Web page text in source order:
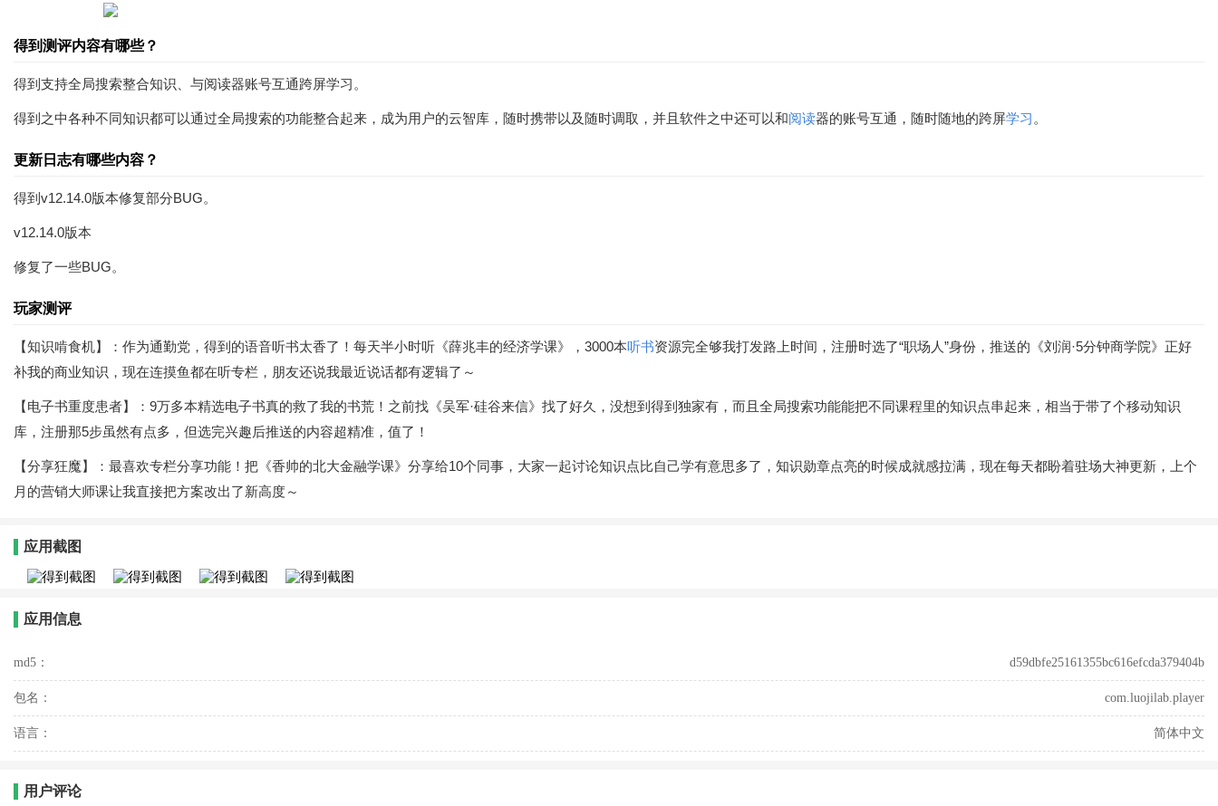
得到测评内容有哪些？
得到支持全局搜索整合知识、与阅读器账号互通跨屏学习。
得到之中各种不同知识都可以通过全局搜索的功能整合起来，成为用户的云智库，随时携带以及随时调取，并且软件之中还可以和阅读器的账号互通，随时随地的跨屏学习 。
更新日志有哪些内容？
得到v12.14.0版本修复部分BUG。
v12.14.0版本
修复了一些BUG。
玩家测评
【知识啃食机】：作为通勤党，得到的语音听书太香了！每天半小时听《薛兆丰的经济学课》，3000本听书资源完全够我打发路上时间，注册时选了“职场人”身份，推送的《刘润·5分钟商学院》正好
补我的商业知识，现在连摸鱼都在听专栏，朋友还说我最近说话都有逻辑了～
【电子书重度患者】：9万多本精选电子书真的救了我的书荒！之前找《吴军·硅谷来信》找了好久，没想到得到独家有，而且全局搜索功能能把不同课程里的知识点串起来，相当于带了个移动知识
库，注册那5步虽然有点多，但选完兴趣后推送的内容超精准，值了！
【分享狂魔】：最喜欢专栏分享功能！把《香帅的北大金融学课》分享给10个同事，大家一起讨论知识点比自己学有意思多了，知识勋章点亮的时候成就感拉满，现在每天都盼着驻场大神更新，上个
月的营销大师课让我直接把方案改出了新高度～
应用截图
应用信息
md5： d59dbfe25161355bc616efcda379404b
包名： com.luojilab.player
语言： 简体中文
用户评论